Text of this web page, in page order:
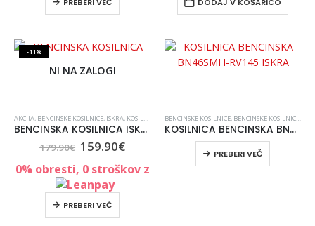
PREBERI VEČ DODAJ V KOŠARICO
-11%
NI NA ZALOGI
AKCIJA, BENCINSKE KOSILNICE, ISKRA, KOSILNICE KOSILNICE, VRT IN ORODJE,NORI POPUSTI,VRT IN
BENCINSKA KOSILNICA ISKRA LM51M
179.90€ 159.90€
0% obresti, 0 stroškov z
PREBERI VEČ
BENCINSKE KOSILNICE, BENCINSKE KOSILNICE ,
KOSILNICA BENCINSKA BN46SMH-RV145 ISKRA
PREBERI VEČ